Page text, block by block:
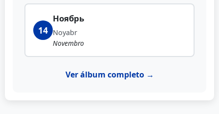
14
Ноябрь
Noyabr
Novembro
Ver álbum completo →